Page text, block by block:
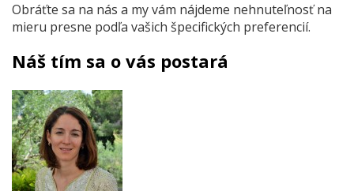
Obráťte sa na nás a my vám nájdeme nehnuteľnosť na
mieru presne podľa vašich špecifických preferencií.
Náš tím sa o vás postará